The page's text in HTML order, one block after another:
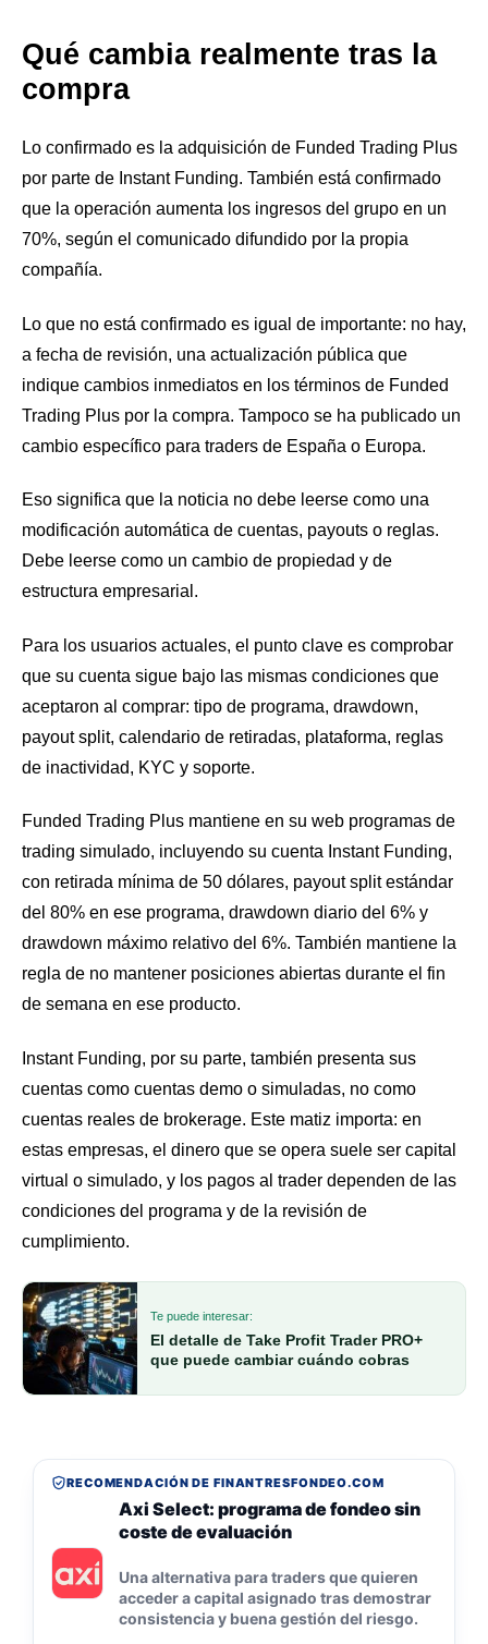
Qué cambia realmente tras la
compra
Lo confirmado es la adquisición de Funded Trading Plus
por parte de Instant Funding. También está confirmado
que la operación aumenta los ingresos del grupo en un
70%, según el comunicado difundido por la propia
compañía.
Lo que no está confirmado es igual de importante: no hay,
a fecha de revisión, una actualización pública que
indique cambios inmediatos en los términos de Funded
Trading Plus por la compra. Tampoco se ha publicado un
cambio específico para traders de España o Europa.
Eso significa que la noticia no debe leerse como una
modificación automática de cuentas, payouts o reglas.
Debe leerse como un cambio de propiedad y de
estructura empresarial.
Para los usuarios actuales, el punto clave es comprobar
que su cuenta sigue bajo las mismas condiciones que
aceptaron al comprar: tipo de programa, drawdown,
payout split, calendario de retiradas, plataforma, reglas
de inactividad, KYC y soporte.
Funded Trading Plus mantiene en su web programas de
trading simulado, incluyendo su cuenta Instant Funding,
con retirada mínima de 50 dólares, payout split estándar
del 80% en ese programa, drawdown diario del 6% y
drawdown máximo relativo del 6%. También mantiene la
regla de no mantener posiciones abiertas durante el fin
de semana en ese producto.
Instant Funding, por su parte, también presenta sus
cuentas como cuentas demo o simuladas, no como
cuentas reales de brokerage. Este matiz importa: en
estas empresas, el dinero que se opera suele ser capital
virtual o simulado, y los pagos al trader dependen de las
condiciones del programa y de la revisión de
cumplimiento.
Te puede interesar:
El detalle de Take Profit Trader PRO+
que puede cambiar cuándo cobras
RECOMENDACIÓN DE FINANTRESFONDEO.COM
Axi Select: programa de fondeo sin
coste de evaluación
Una alternativa para traders que quieren
acceder a capital asignado tras demostrar
consistencia y buena gestión del riesgo.